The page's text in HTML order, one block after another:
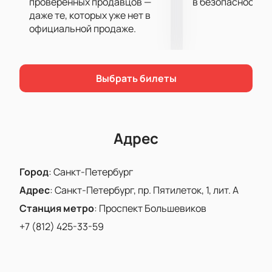
команд с выдающейся историей и характером.
Увидеть игру популярных клубов КХЛ вы сможете,
купив билеты на матч «СКА» и «Торпедо» на этом
даже те, которых уже нет в
официальной продаже.
Выбрать билеты
Адрес
Город:Санкт-Петербург
Адрес:Санкт-Петербург, пр. Пятилеток, 1, лит. А
Станция метро: Проспект Большевиков
+7 (812) 425-33-59